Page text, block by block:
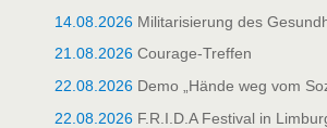
14.08.2026 Militarisierung des
21.08.2026 Courage-Treffen
22.08.2026 Demo „Hände weg vom
22.08.2026 F.R.I.D.A Festival in